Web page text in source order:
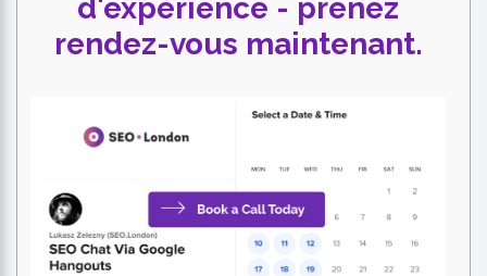
d'expérience - prenez
rendez-vous maintenant.